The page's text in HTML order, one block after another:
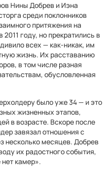
Нины Добрев и Иэна
среди поклонников
притяжения на
году, но прекратились в
всех — как-никак, им
жизнь. Их расставанию
в том числе разная
обусловленная
было уже 34 — и это
жизненных этапов,
в возрасте. Вскоре после
завязал отношения с
несколько месяцев. Добрев
их радостного события,
камер».